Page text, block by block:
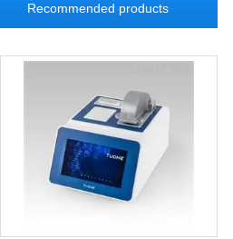
Recommended products